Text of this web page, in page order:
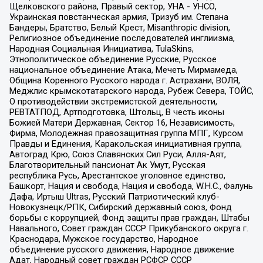
Щелковского района, Правый сектор, УНА - УНСО,
Украинская повстанческая армия, Тризуб им. Степана
Бандеры, Братство, Белый Крест, Misanthropic division,
Религиозное объединение последователей инглиизма,
Народная Социальная Инициатива, TulaSkins,
Этнополитическое объединение Русские, Русское
национальное объединение Атака, Мечеть Мирмамеда,
Община Коренного Русского народа г. Астрахани, ВОЛЯ,
Меджлис крымскотатарского народа, Рубеж Севера, ТОЙС,
О противодействии экстремистской деятельности,
РЕВТАТПОД, Артподготовка, Штольц, В честь иконы
Божией Матери Державная, Сектор 16, Независимость,
Фирма, Молодежная правозащитная группа МПГ, Курсом
Правды и Единения, Каракольская инициативная группа,
Автоград Крю, Союз Славянских Сил Руси, Алля-Аят,
Благотворительный пансионат Ак Умут, Русская
республика Русь, Арестантское уголовное единство,
Башкорт, Нация и свобода, Нация и свобода, W.H.С., Фалунь
Дафа, Иртыш Ultras, Русский Патриотический клуб-
Новокузнецк/РПК, Сибирский державный союз, Фонд
борьбы с коррупцией, Фонд защиты прав граждан, Штабы
Навального, Совет граждан СССР Прикубанского округа г.
Краснодара, Мужское государство, Народное
объединение русского движения, Народное движение
Адат, Народный совет граждан РСФСР СССР